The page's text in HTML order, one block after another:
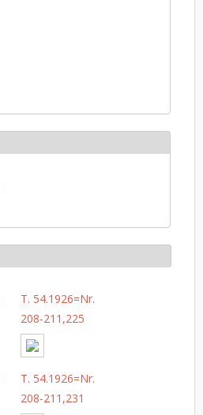
T. 54.1926=Nr.
208-211,225
T. 54.1926=Nr.
208-211,231